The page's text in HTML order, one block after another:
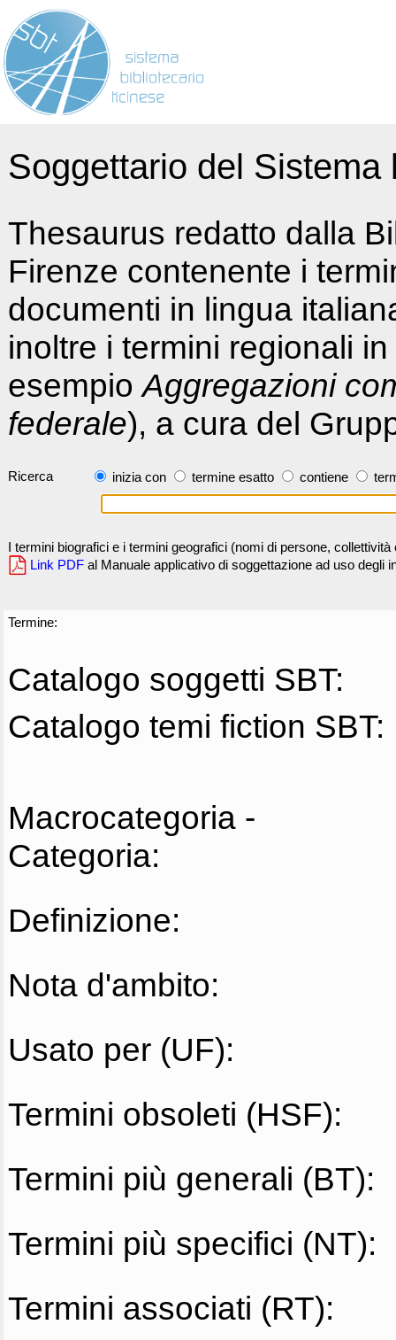
Soggettario del
Thesaurus redatto dalla
Firenze contenente i
documenti in lingua
inoltre i termini regionali
esempioAggregazioni
federale), a cura del
Ricerca inizia con termine esatto contiene
I termini biografici e i termini geografici (nomi di persone,
Link PDF al Manuale applicativo di soggettazione ad uso degli
Termine:
Catalogo soggetti SBT:
Catalogo temi fiction SBT:
Macrocategoria -
Categoria:
Definizione:
Nota d'ambito:
Usato per (UF):
Termini obsoleti (HSF):
Termini più generali (BT):
Termini più specifici (NT):
Termini associati (RT):